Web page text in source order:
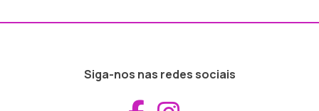
Siga-nos nas redes sociais